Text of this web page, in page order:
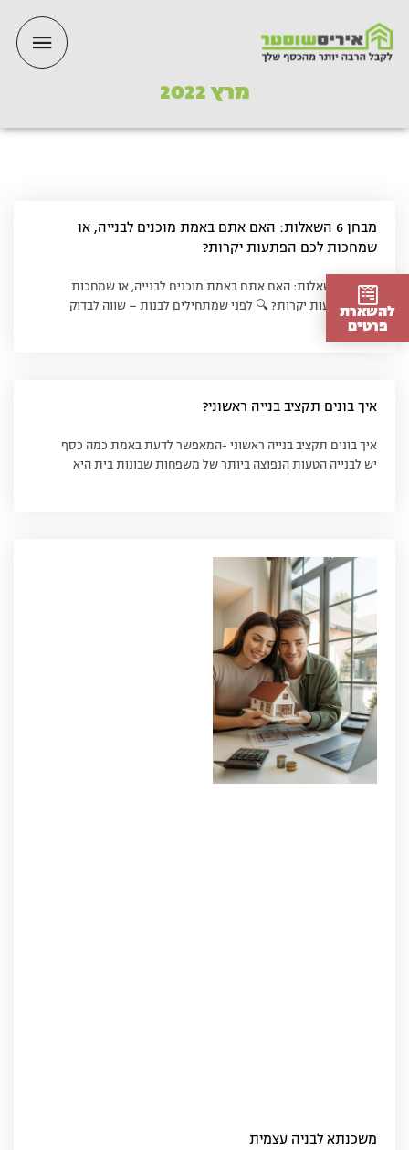
לתוכן
מרץ 2022
מבחן 6 השאלות: האם אתם באמת מוכנים לבנייה, או
שמחכות לכם הפתעות יקרות?
מבחן 6 השאלות: האם אתם באמת מוכנים לבנייה, או שמחכות
לכם הפתעות יקרות? 🔍 לפני שמתחילים לבנות – שווה לבדוק
איך בונים תקציב בנייה ראשוני?
איך בונים תקציב בנייה ראשוני -המאפשר לדעת באמת כמה כסף
יש לבנייה הטעות הנפוצה ביותר של משפחות שבונות בית היא
משכנתא לבניה עצמית
להשארת
פרטים